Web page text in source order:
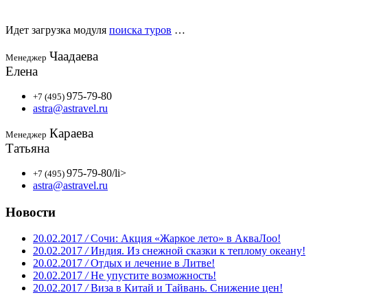
Идет загрузка модуля поиска туров …
Менеджер Чаадаева
Елена
+7 (495) 975-79-80
astra@astravel.ru
Менеджер Караева
Татьяна
+7 (495) 975-79-80/li>
astra@astravel.ru
Новости
20.02.2017 / Сочи: Акция «Жаркое лето» в АкваЛоо!
20.02.2017 / Индия. Из снежной сказки к теплому океану!
20.02.2017 / Отдых и лечение в Литве!
20.02.2017 / Не упустите возможность!
20.02.2017 / Виза в Китай и Тайвань. Снижение цен!